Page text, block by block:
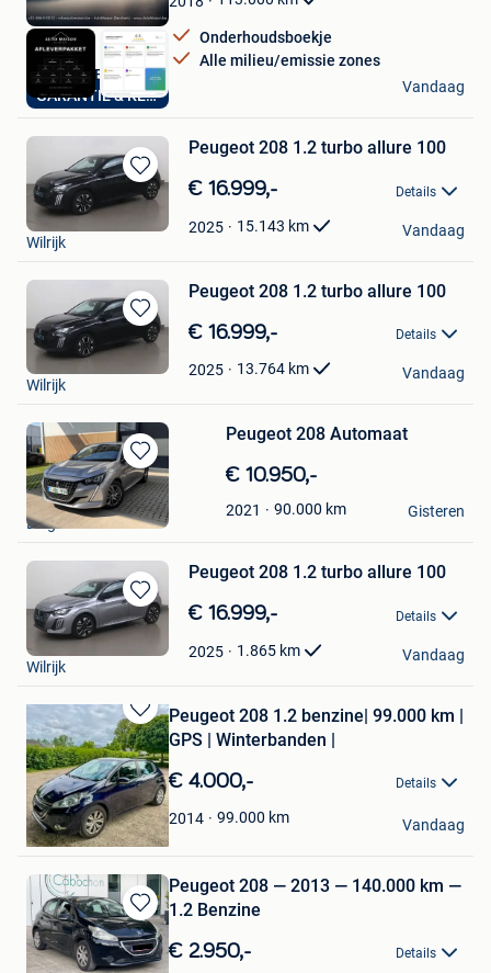
GARANTIE & KEURING
Onderhoudsboekje
Alle milieu/emissie zones
AutoHuis Berchem
Berchem
Vandaag
Bewaren
in
Peugeot 208 1.2 turbo allure 100
€ 16.999,- Details
2025 15.143 km
Cardoen
Wilrijk
Vandaag
Bewaren
in
Peugeot 208 1.2 turbo allure 100
€ 16.999,- Details
2025 13.764 km
Cardoen
Wilrijk
Vandaag
Bewaren
in
Mijn
Favorieten
Peugeot 208 Automaat
€ 10.950,-
2021 90.000 km
E.m.Cars
Diegem
Gisteren
Bewaren
in
Peugeot 208 1.2 turbo allure 100
€ 16.999,- Details
2025 1.865 km
Cardoen
Wilrijk
Vandaag
Bewaren
in
Mijn
Favorieten
Peugeot 208 1.2 benzine| 99.000 km |
GPS | Winterbanden |
€ 4.000,- Details
2014 99.000 km
Ste Dro
Ninove
Vandaag
Bewaren
in
Mijn
Peugeot 208 — 2013 — 140.000 km —
1.2 Benzine
€ 2.950,- Details